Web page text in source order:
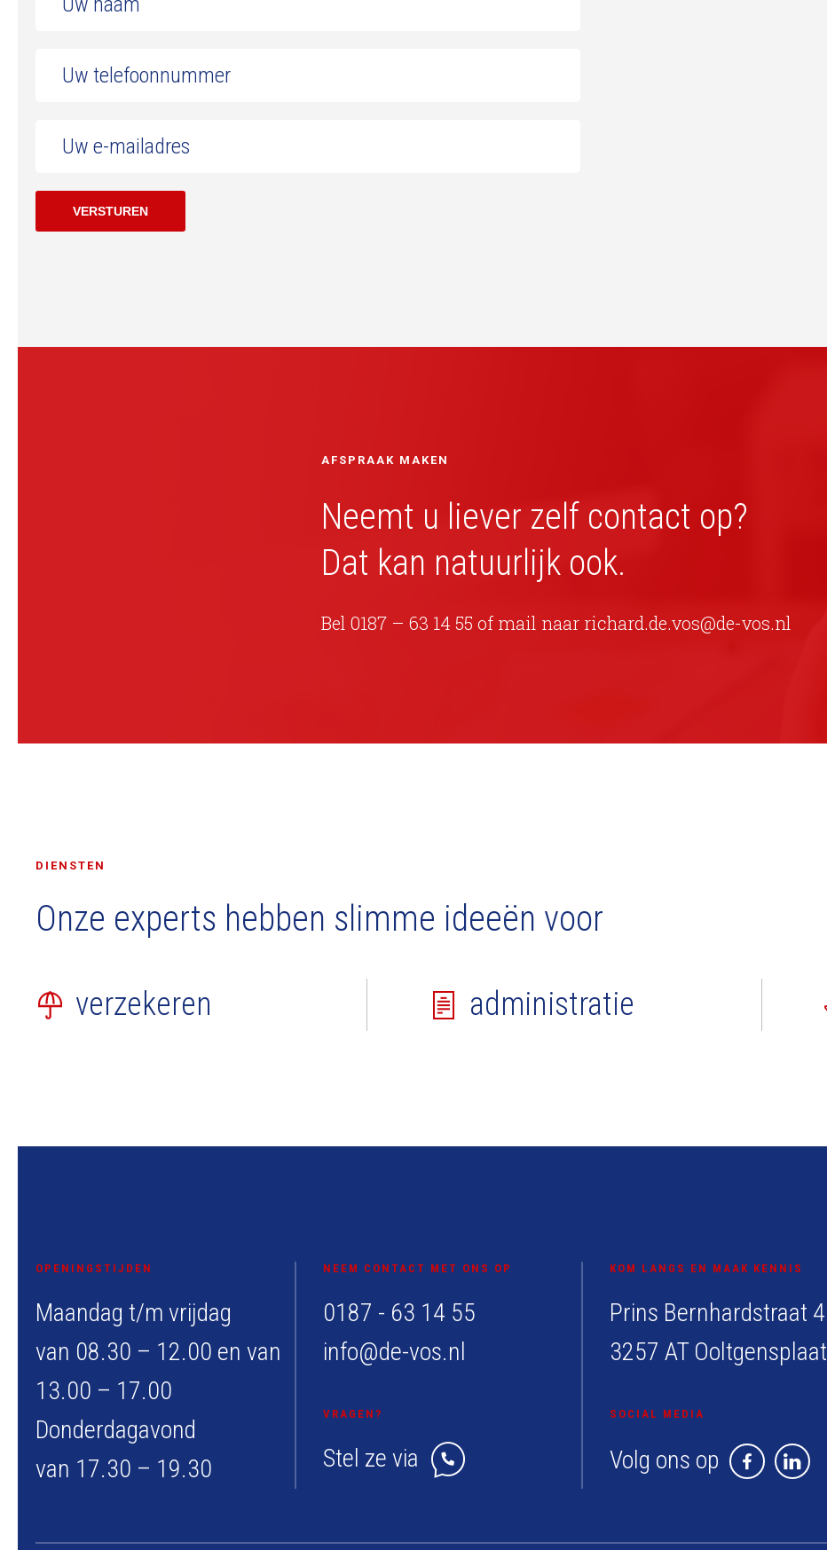
AFSPRAAK MAKEN
Neemt u liever zelf contact op?
Dat kan natuurlijk ook.
Bel 0187 – 63 14 55 of mail naar richard.de.vos@de-vos.nl
DIENSTEN
Onze experts hebben slimme ideeën voor
verzekeren administratie
OPENINGSTIJDEN
Maandag t/m vrijdag
van 08.30 – 12.00 en van
13.00 – 17.00
Donderdagavond
van 17.30 – 19.30
NEEM CONTACT MET ONS OP
0187 - 63 14 55
info@de-vos.nl
VRAGEN?
Stel ze via
KOM LANGS EN MAAK KENNIS
Prins Bernhardstraat 4
3257 AT Ooltgensplaat
SOCIAL MEDIA
Volg ons op